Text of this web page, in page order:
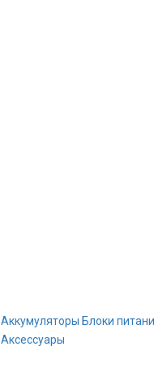
Аккумуляторы Блоки
Аксессуары